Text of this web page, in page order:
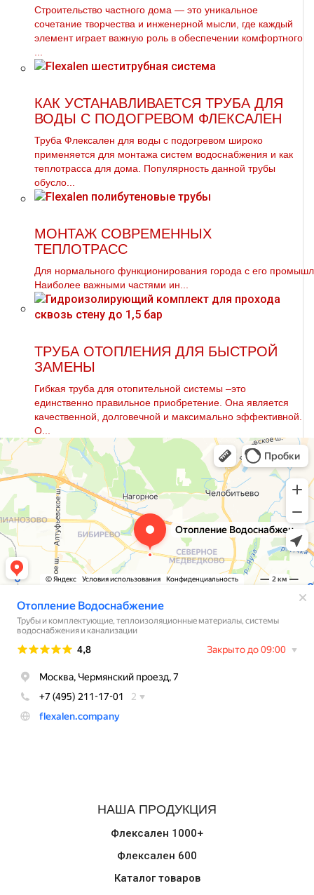
Строительство частного дома — это уникальное
сочетание творчества и инженерной мысли, где каждый
элемент играет важную роль в обеспечении комфортного
КАК УСТАНАВЛИВАЕТСЯ ТРУБА ДЛЯ
ВОДЫ С ПОДОГРЕВОМ ФЛЕКСАЛЕН
Труба Флексален для воды с подогревом широко
применяется для монтажа систем водоснабжения и как
теплотрасса для дома. Популярность данной трубы
обусло...
МОНТАЖ СОВРЕМЕННЫХ
ТЕПЛОТРАСС
Для нормального функционирования города с его
Наиболее важными частями ин...
ТРУБА ОТОПЛЕНИЯ ДЛЯ БЫСТРОЙ
ЗАМЕНЫ
Гибкая тpуба для отопительной системы –это
единственно правильное приобретение. Она является
качественной, долговечной и максимально эффективной.
О...
НАША ПРОДУКЦИЯ
Флексален 1000+
Флексален 600
Каталог товаров